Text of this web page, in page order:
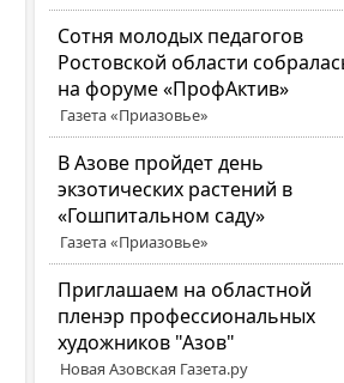
Сотня молодых педагогов
Ростовской области
на форуме «ПрофАктив»
Газета «Приазовье»
В Азове пройдет день
экзотических растений в
«Гошпитальном саду»
Газета «Приазовье»
Приглашаем на областной
пленэр профессиональных
художников "Азов"
Новая Азовская Газета.ру